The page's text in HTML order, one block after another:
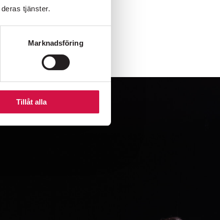
tjänster.
Marknadsföring
Tillåt alla